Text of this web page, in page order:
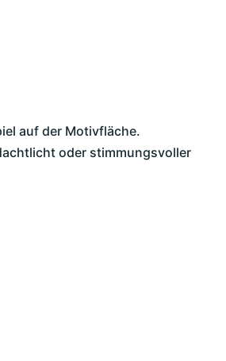
auf der Motivfläche.
oder stimmungsvoller